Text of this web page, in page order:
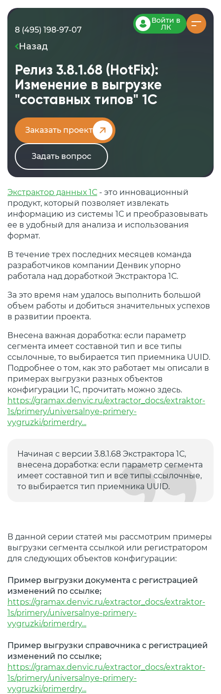
8 (495) 198-97-07
Войти в
ЛК
Назад
Релиз 3.8.1.68 (HotFix):
Изменение в выгрузке
"составных типов" 1С
Заказать проект
Задать вопрос
Экстрактор данных 1С - это инновационный
продукт, который позволяет извлекать
информацию из системы 1С и преобразовывать
ее в удобный для анализа и использования
формат.
В течение трех последних месяцев команда
разработчиков компании Денвик упорно
работала над доработкой Экстрактора 1С.
За это время нам удалось выполнить большой
объем работы и добиться значительных успехов
в развитии проекта.
Внесена важная доработка: если параметр
сегмента имеет составной тип и все типы
ссылочные, то выбирается тип приемника UUID.
Подробнее о том, как это работает мы описали в
примерах выгрузки разных объектов
конфигурации 1С, прочитать можно здесь.
https://gramax.denvic.ru/extractor_docs/extraktor-
1s/primery/universalnye-primery-
vygruzki/primerdry...
Начиная с версии 3.8.1.68 Экстрактора 1С,
внесена доработка: если параметр сегмента
имеет составной тип и все типы ссылочные,
то выбирается тип приемника UUID.
В данной серии статей мы рассмотрим примеры
выгрузки сегмента ссылкой или регистратором
для следующих объектов конфигурации:
Пример выгрузки документа с регистрацией
изменений по ссылке;
https://gramax.denvic.ru/extractor_docs/extraktor-
1s/primery/universalnye-primery-
vygruzki/primerdry...
Пример выгрузки справочника с регистрацией
изменений по ссылке;
https://gramax.denvic.ru/extractor_docs/extraktor-
1s/primery/universalnye-primery-
vygruzki/primerdry...